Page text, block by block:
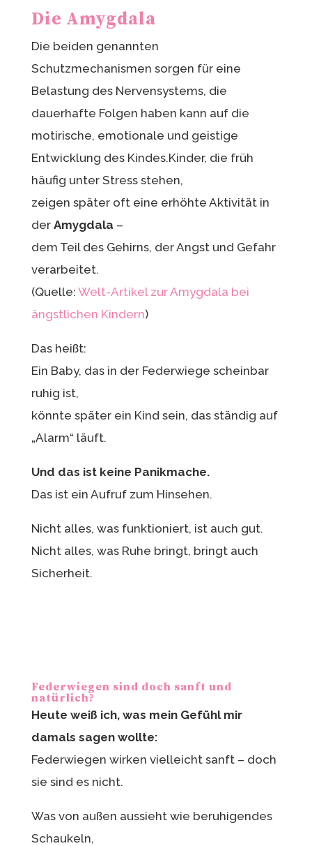
Die Amygdala
Die beiden genannten
Schutzmechanismen sorgen für eine
Belastung des Nervensystems, die
dauerhafte Folgen haben kann auf die
motirische, emotionale und geistige
Entwicklung des Kindes.Kinder, die früh
häufig unter Stress stehen,
zeigen später oft eine erhöhte Aktivität in
der Amygdala –
dem Teil des Gehirns, der Angst und Gefahr
verarbeitet.
(Quelle: Welt-Artikel zur Amygdala bei
ängstlichen Kindern)
Das heißt:
Ein Baby, das in der Federwiege scheinbar
ruhig ist,
könnte später ein Kind sein, das ständig auf
„Alarm“ läuft.
Und das ist keine Panikmache.
Das ist ein Aufruf zum Hinsehen.
Nicht alles, was funktioniert, ist auch gut.
Nicht alles, was Ruhe bringt, bringt auch
Sicherheit.
Federwiegen sind doch sanft und
natürlich?
Heute weiß ich, was mein Gefühl mir
damals sagen wollte:
Federwiegen wirken vielleicht sanft – doch
sie sind es nicht.
Was von außen aussieht wie beruhigendes
Schaukeln,